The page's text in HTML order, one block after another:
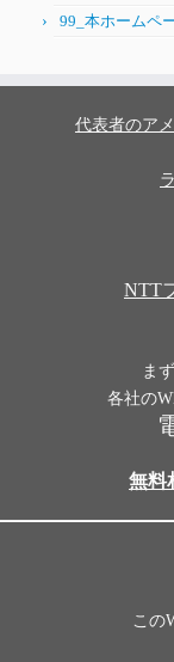
99_本ホームペ
代表者のア
NTT
ま
各社の
無料
この